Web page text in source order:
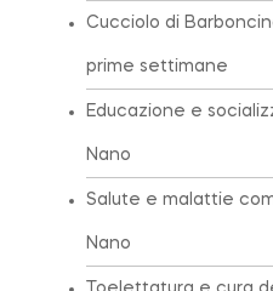
Cucciolo di
prime settimane
Educazione e
Nano
Salute e malattie
Nano